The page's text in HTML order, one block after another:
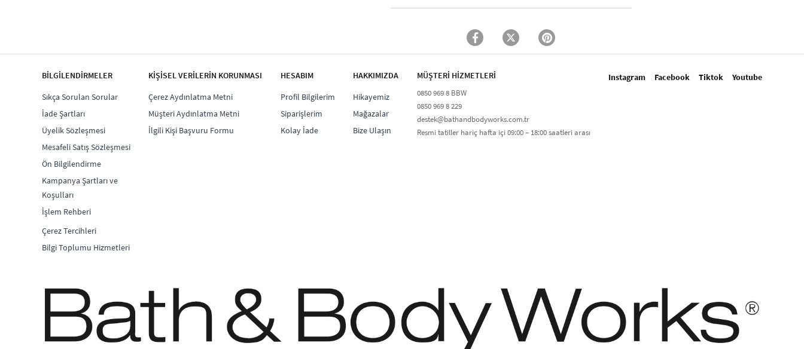
Instagram Facebook Tiktok Youtube
BİLGİLENDİRMELER
Sıkça Sorulan Sorular
İade Şartları
Üyelik Sözleşmesi
Mesafeli Satış Sözleşmesi
Ön Bilgilendirme
Kampanya Şartları ve
Koşulları
İşlem Rehberi
Çerez Tercihleri
Bilgi Toplumu Hizmetleri
KİŞİSEL VERİLERİN KORUNMASI
Çerez Aydınlatma Metni
Müşteri Aydınlatma Metni
İlgili Kişi Başvuru Formu
HESABIM
Profil Bilgilerim
Siparişlerim
Kolay İade
HAKKIMIZDA
Hikayemiz
Mağazalar
Bize Ulaşın
MÜŞTERİ HİZMETLERİ​
0850 969 8 BBW​
0850 969 8 229​​
destek@bathandbodyworks.com.tr
Resmi tatiller hariç hafta içi 09:00 – 18:00 saatleri arası​